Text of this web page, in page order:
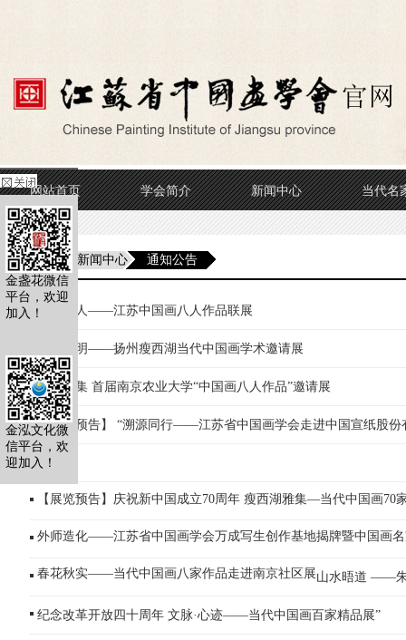
网站首页 学会简介 新闻中心 当代名
当前位置 新闻中心 通知公告
以美育人——江苏中国画八人作品联展
春和景明——扬州瘦西湖当代中国画学术邀请展
穠粹雅集 首届南京农业大学“中国画八人作品”邀请展
【展览预告】 “溯源同行——江苏省中国画学会走进中国宣纸股份
【展览预告】庆祝新中国成立70周年 瘦西湖雅集—当代中国画70
外师造化——江苏省中国画学会万成写生创作基地揭牌暨中国画
春花秋实——当代中国画八家作品走进南京社区展山水晤道 ——
纪念改革开放四十周年 文脉·心迹——当代中国画百家精品展”
金盏花微信
平台，欢迎
加入！
金泓文化微
信平台，欢
迎加入！